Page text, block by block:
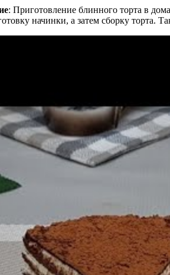
: Приготовление блинного торта в
начинки, а затем сборку торта.